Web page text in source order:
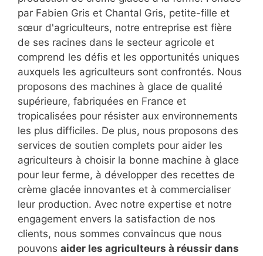
par Fabien Gris et Chantal Gris, petite-fille et
sœur d'agriculteurs, notre entreprise est fière
de ses racines dans le secteur agricole et
comprend les défis et les opportunités uniques
auxquels les agriculteurs sont confrontés. Nous
proposons des machines à glace de qualité
supérieure, fabriquées en France et
tropicalisées pour résister aux environnements
les plus difficiles. De plus, nous proposons des
services de soutien complets pour aider les
agriculteurs à choisir la bonne machine à glace
pour leur ferme, à développer des recettes de
crème glacée innovantes et à commercialiser
leur production. Avec notre expertise et notre
engagement envers la satisfaction de nos
clients, nous sommes convaincus que nous
pouvons aider les agriculteurs à réussir dans